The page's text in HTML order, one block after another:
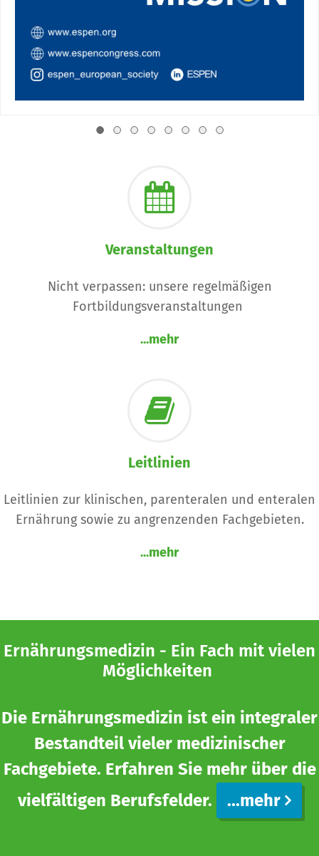
Veranstaltungen
Nicht verpassen: unsere regelmäßigen
Fortbildungsveranstaltungen
...mehr
Leitlinien
Leitlinien zur klinischen, parenteralen und enteralen
Ernährung sowie zu angrenzenden Fachgebieten.
...mehr
Ernährungsmedizin - Ein Fach mit vielen
Möglichkeiten
Die Ernährungsmedizin ist ein integraler
Bestandteil vieler medizinischer
Fachgebiete. Erfahren Sie mehr über die
vielfältigen Berufsfelder.
...mehr